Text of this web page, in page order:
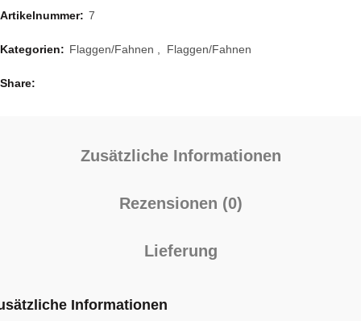
Artikelnummer: 7
Kategorien: Flaggen/Fahnen , Flaggen/Fahnen
Share
Zusätzliche Informationen
Rezensionen (0)
Lieferung
Informationen